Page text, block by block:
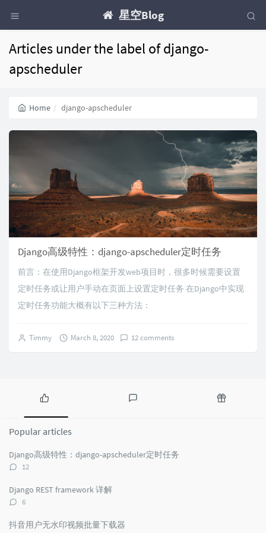
星空Blog
Articles under the label of django-
apscheduler
Home django-apscheduler
Django高级特性：django-apscheduler定时任务
前言：在使用Django框架开发web项目时，很多时候需要设置
定时任务或让用户手动在页面上设置定时任务 在Django中实现
定时任务功能大概有以下三种方法：
Timmy March 8, 2020 12 comments
Popular
articles
Popular articles
Django高级特性：django-apscheduler定时任务
评
数：
12
Django REST framework 详解
评
数：
6
抖音用户无水印视频批量下载器